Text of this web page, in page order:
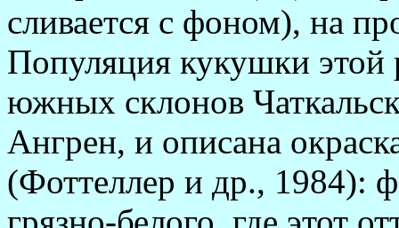
сливается с фоном), на
Популяция кукушки этой
южных склонов
Ангрен, и описана
(Фоттел­лер и др., 1984):